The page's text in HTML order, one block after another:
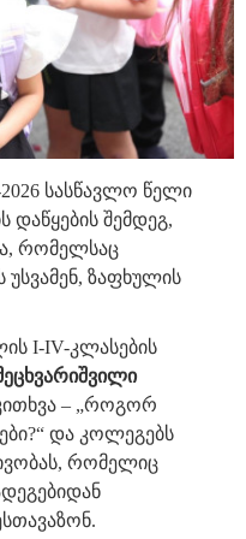
სასწავლო წელი
დაწყების შემდეგ,
რომელსაც
ზაფხულის
I-IV-კლასების
– „როგორ
და კოლეგებს
რომელიც